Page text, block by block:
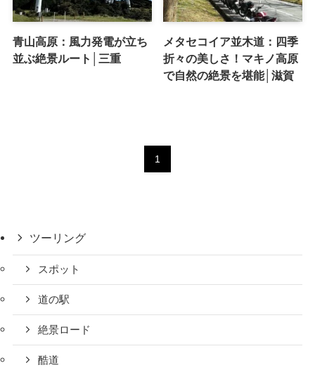
青山高原：風力発電が立ち
並ぶ絶景ルート│三重
メタセコイア並木道：四季
折々の美しさ！マキノ高原
で自然の絶景を堪能│滋賀
1
ツーリング
スポット
道の駅
絶景ロード
酷道